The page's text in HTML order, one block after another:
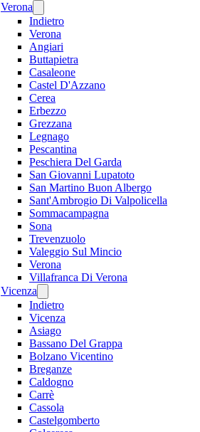
Verona
Indietro
Verona
Angiari
Buttapietra
Casaleone
Castel D'Azzano
Cerea
Erbezzo
Grezzana
Legnago
Pescantina
Peschiera Del Garda
San Giovanni Lupatoto
San Martino Buon Albergo
Sant'Ambrogio Di Valpolicella
Sommacampagna
Sona
Trevenzuolo
Valeggio Sul Mincio
Verona
Villafranca Di Verona
Vicenza
Indietro
Vicenza
Asiago
Bassano Del Grappa
Bolzano Vicentino
Breganze
Caldogno
Carrè
Cassola
Castelgomberto